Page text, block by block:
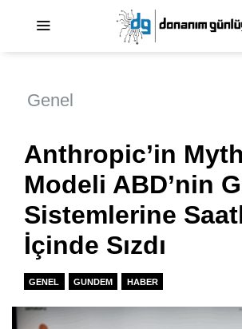
Genel
Anthropic’in
Modeli ABD’nin
Sistemlerine
İçinde Sızdı
GENEL GUNDEM HABER